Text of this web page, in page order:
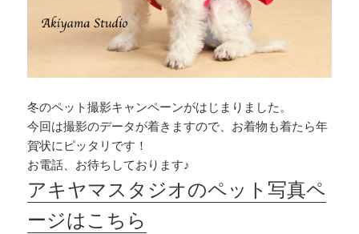
冬のペット撮影キャンペーンがはじまりました。
今回は撮影のデータが着きますので、お着物も着たら年
賀状にピッタリです！
お電話、お待ちしております♪
アキヤマスタジオのペット写真ペ
ージはこちら